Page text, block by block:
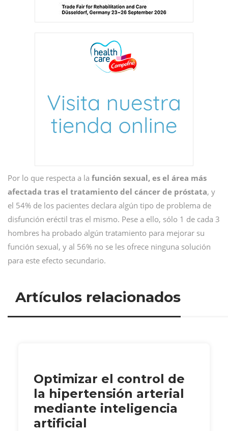
Por lo que respecta a la función sexual, es el área más
afectada tras el tratamiento del cáncer de próstata, y
el 54% de los pacientes declara algún tipo de problema de
disfunción eréctil tras el mismo. Pese a ello, sólo 1 de cada 3
hombres ha probado algún tratamiento para mejorar su
función sexual, y al 56% no se les ofrece ninguna solución
para este efecto secundario.
Artículos relacionados
Optimizar el control de
la hipertensión arterial
mediante inteligencia
artificial